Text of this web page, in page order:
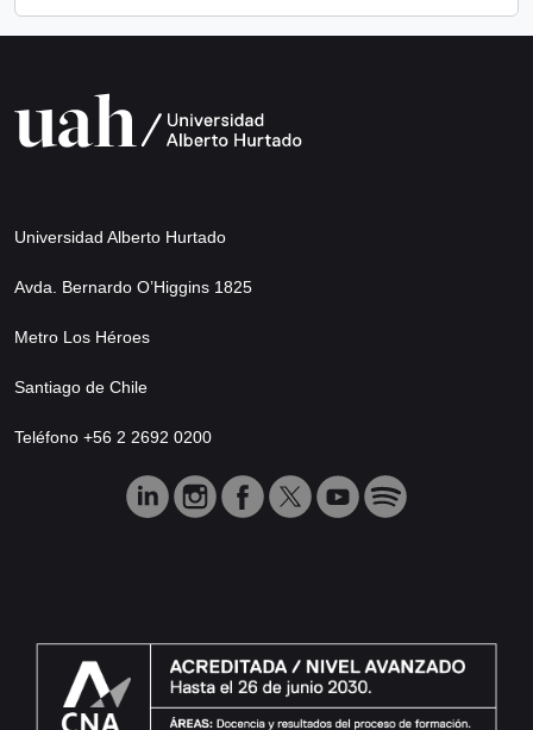
Universidad Alberto Hurtado
Avda. Bernardo O’Higgins 1825
Metro Los Héroes
Santiago de Chile
Teléfono +56 2 2692 0200